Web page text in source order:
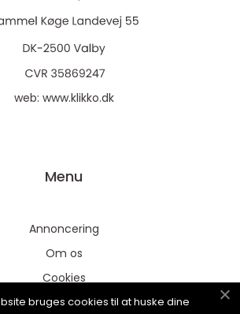
web: www.klikko.dk
Menu
Annoncering
Om os
Cookies
Kontakt os
bruges cookies til at huske dine